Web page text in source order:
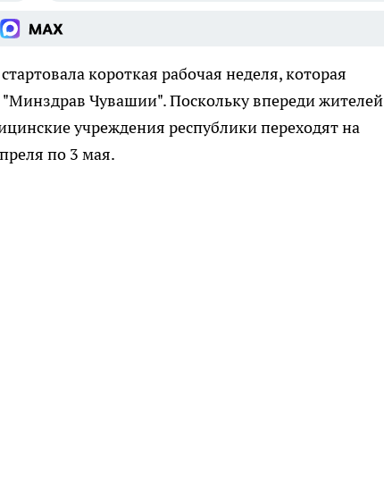
короткая рабочая неделя, которая
"Минздрав Чувашии". Поскольку впереди жителей
учреждения республики переходят на
по 3 мая.